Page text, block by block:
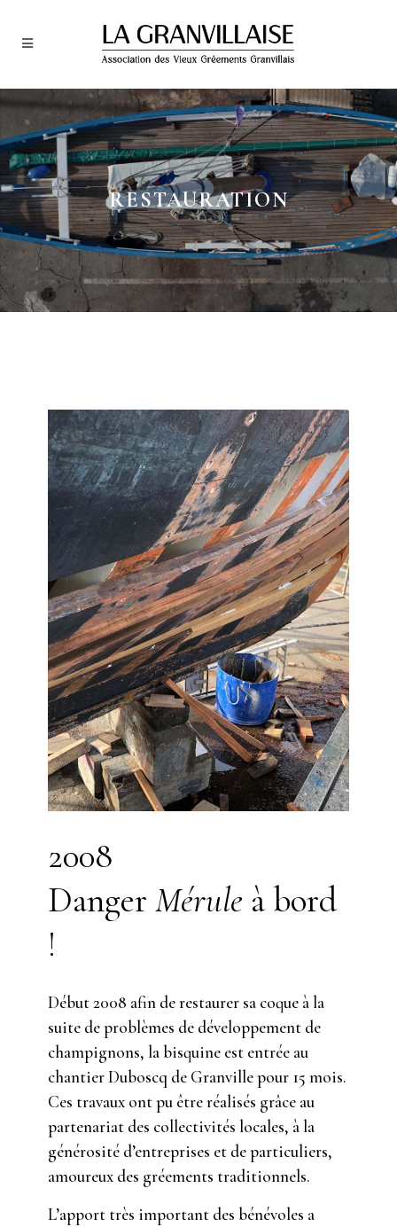
RESTAURATION
2008
Danger Mérule à bord
!
Début 2008 afin de restaurer sa coque à la
suite de problèmes de développement de
champignons, la bisquine est entrée au
chantier Duboscq de Granville pour 15 mois.
Ces travaux ont pu être réalisés grâce au
partenariat des collectivités locales, à la
générosité d’entreprises et de particuliers,
amoureux des gréements traditionnels.
L’apport très important des bénévoles a